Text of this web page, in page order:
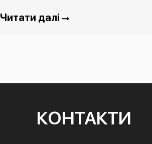
Читати далі
КОНТАКТИ